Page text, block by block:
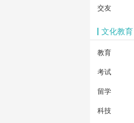
交友
文化教育
教育
考试
留学
科技